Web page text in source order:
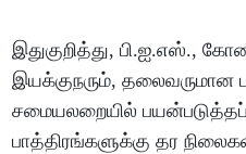
இதுகுறித்து, பி.ஐ.எஸ்.,
இயக்குநரும், தலைவருமான
சமையலறையில்
பாத்திரங்களுக்கு தர